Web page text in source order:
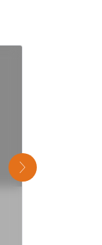
次のスライド